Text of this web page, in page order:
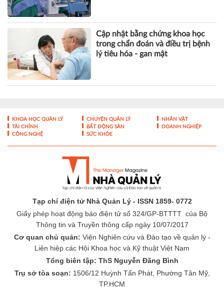
Liên tiếp nhiều ca ung thư đại
tràng được phẫu thuật thành
công bằng robot tại Vinmec Cần
lý tiêu hóa - gan mật
KHOA HỌC QUẢN LÝ CHUYỆN QUẢN LÝ
NHÂN VẬT
CÔNG NGHỆ
SỨC KHỎE
Tạp chí điện tử Nhà Quản Lý - ISSN 1859- 0772
Giấy phép hoạt động báo điện tử số 324/GP-BTTTT của Bộ